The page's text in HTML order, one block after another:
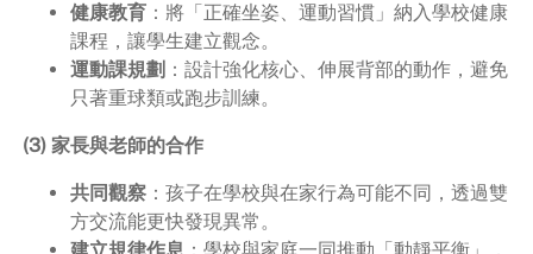
健康教育：將「正確坐姿、運動習慣」納入學校健康
課程，讓學生建立觀念。
運動課規劃 ：設計強化核心、伸展背部的動作，避免
只著重球類或跑步訓練。
(3) 家長與老師的合作
共同觀察：孩子在學校與在家行為可能不同，透過雙
方交流能更快發現異常。